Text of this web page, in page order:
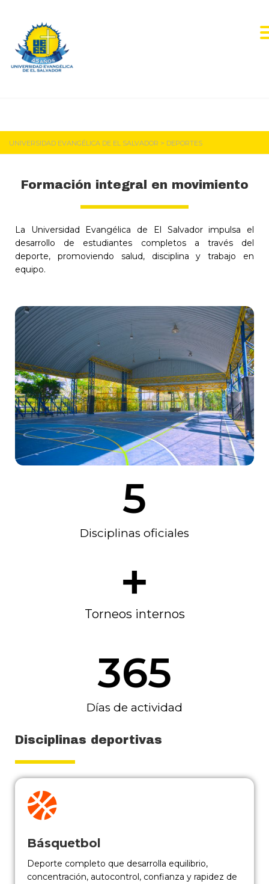
UNIVERSIDAD EVANGÉLICA DE EL SALVADOR > DEPORTES
Formación integral en movimiento
La Universidad Evangélica de El Salvador impulsa el
desarrollo de estudiantes completos a través del
deporte, promoviendo salud, disciplina y trabajo en
equipo.
5
Disciplinas oficiales
+
Torneos internos
365
Días de actividad
Disciplinas deportivas
Básquetbol
Deporte completo que desarrolla equilibrio,
concentración, autocontrol, confianza y rapidez de